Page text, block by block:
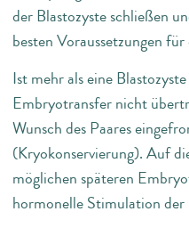
der Blastozyste schließen
besten Voraussetzungen
Ist mehr als eine
Embryotransfer nicht
Wunsch des Paares
(Kryokonservierung). Auf
möglichen späteren
hormonelle Stimulation